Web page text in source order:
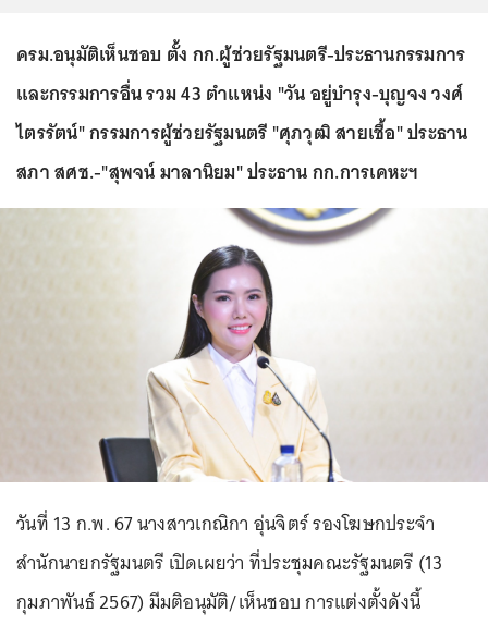
ครม.อนุมัติเห็นชอบ ตั้ง กก.ผู้ช่วยรัฐมนตรี-ประธานกรรมการ
และกรรมการอื่น รวม 43 ตำแหน่ง "วัน อยู่บำรุง-บุญจง วงศ์
ไตรรัตน์" กรรมการผู้ช่วยรัฐมนตรี "ศุภวุฒิ สายเชื้อ" ประธาน
สภา สศช.-"สุพจน์ มาลานิยม" ประธาน กก.การเคหะฯ
วันที่ 13 ก.พ. 67 นางสาวเกณิกา อุ่นจิตร์ รองโฆษกประจำ
สำนักนายกรัฐมนตรี เปิดเผยว่า ที่ประชุมคณะรัฐมนตรี (13
กุมภาพันธ์ 2567) มีมติอนุมัติ/เห็นชอบ การแต่งตั้งดังนี้